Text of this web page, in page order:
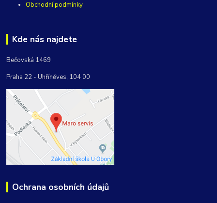
Obchodní podmínky
Kde nás najdete
Bečovská 1469
Praha 22 - Uhříněves, 104 00
Ochrana osobních údajů